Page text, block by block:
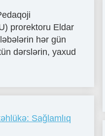
prorektoru Eldar
hər gün
dərslərin, yaxud
Sağlamlıq